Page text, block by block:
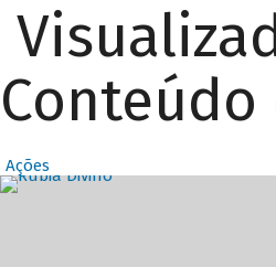
Conteúdo
Ações